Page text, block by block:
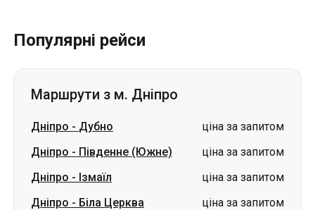
Популярні рейси
Маршрути з м. Дніпро
Дніпро - Дубно
ціна за запитом
Дніпро - Південне (Южне)
ціна за запитом
Дніпро - Ізмаїл
ціна за запитом
Дніпро - Біла Церква
ціна за запитом